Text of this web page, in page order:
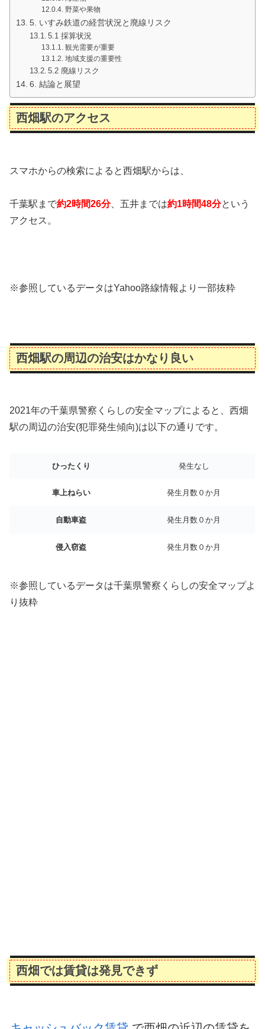
野菜や果物
5. いすみ鉄道の経営状況と廃線リスク
5.1 採算状況
観光需要が重要
地域支援の重要性
5.2 廃線リスク
6. 結論と展望
西畑駅のアクセス
スマホからの検索によると西畑駅からは、
千葉駅まで約2時間26分、五井までは約1時間48分という
アクセス。
※参照しているデータはYahoo路線情報より一部抜粋
西畑駅の周辺の治安はかなり良い
2021年の千葉県警察くらしの安全マップによると、西畑
駅の周辺の治安(犯罪発生傾向)は以下の通りです。
ひったくり 発生なし
車上ねらい 発生月数０か月
自動車盗 発生月数０か月
侵入窃盗 発生月数０か月
※参照しているデータは千葉県警察くらしの安全マップよ
り抜粋
西畑では賃貸は発見できず